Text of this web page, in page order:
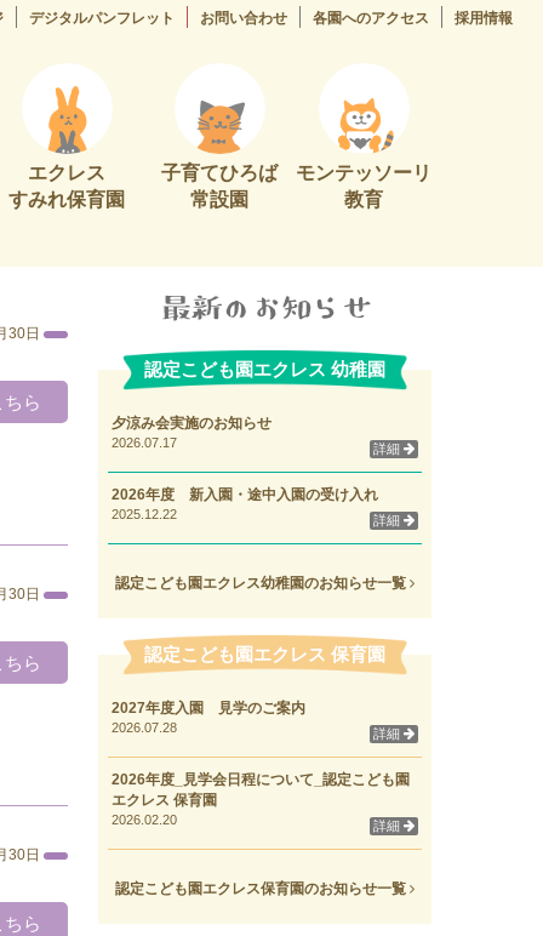
デジタルパンフレット お問い合わせ 各園へのアクセス 採用情報
エクレス
すみれ保育園
子育てひろば
常設園
モンテッソーリ
教育
30日
ら
30日
ら
30日
ら
認定こども園エクレス 幼稚園
夕涼み会実施のお知らせ
2026.07.17 詳細
2026年度 新入園・途中入園の受け入れ
2025.12.22 詳細
認定こども園エクレス幼稚園のお知らせ一覧
認定こども園エクレス 保育園
2027年度入園 見学のご案内
2026.07.28 詳細
2026年度_見学会日程について_認定こども園
エクレス 保育園
2026.02.20 詳細
認定こども園エクレス保育園のお知らせ一覧